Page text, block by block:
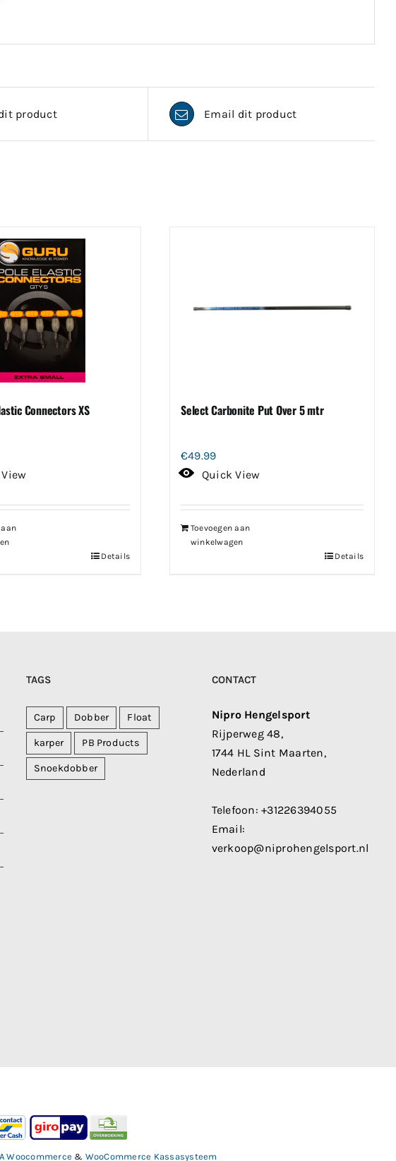
product Email dit product
Connectors XS
aan
Details
Select Carbonite Put Over 5 mtr
€49.99
Quick View
Toevoegen aan
winkelwagen
Details
TAGS
Carp Dobber Float
karper PB Products
Snoekdobber
CONTACT
Nipro Hengelsport
Rijperweg 48,
1744 HL Sint Maarten,
Nederland
Telefoon:+31226394055
Email:
verkoop@niprohengelsport.nl
Woocommerce & WooCommerce Kassasysteem